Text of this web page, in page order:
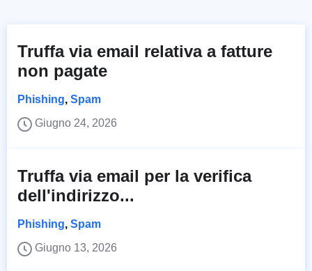
Truffa via email relativa a fatture
non pagate
Phishing, Spam
Giugno 24, 2026
Truffa via email per la verifica
dell'indirizzo...
Phishing, Spam
Giugno 13, 2026